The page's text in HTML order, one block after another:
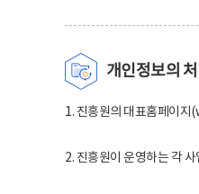
개인정보의
1. 진흥원의 대표홈페이
2. 진흥원이 운영하는 각